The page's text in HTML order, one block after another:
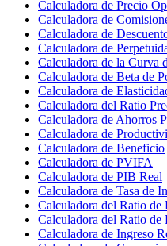
Calculadora de Precio
Calculadora de
Calculadora de
Calculadora de
Calculadora de la Curva
Calculadora de Beta de
Calculadora de
Calculadora del Ratio
Calculadora de Ahorros
Calculadora de
Calculadora de Beneficio
Calculadora de PVIFA
Calculadora de PIB Real
Calculadora de Tasa de
Calculadora del Ratio de
Calculadora del Ratio de
Calculadora de Ingreso